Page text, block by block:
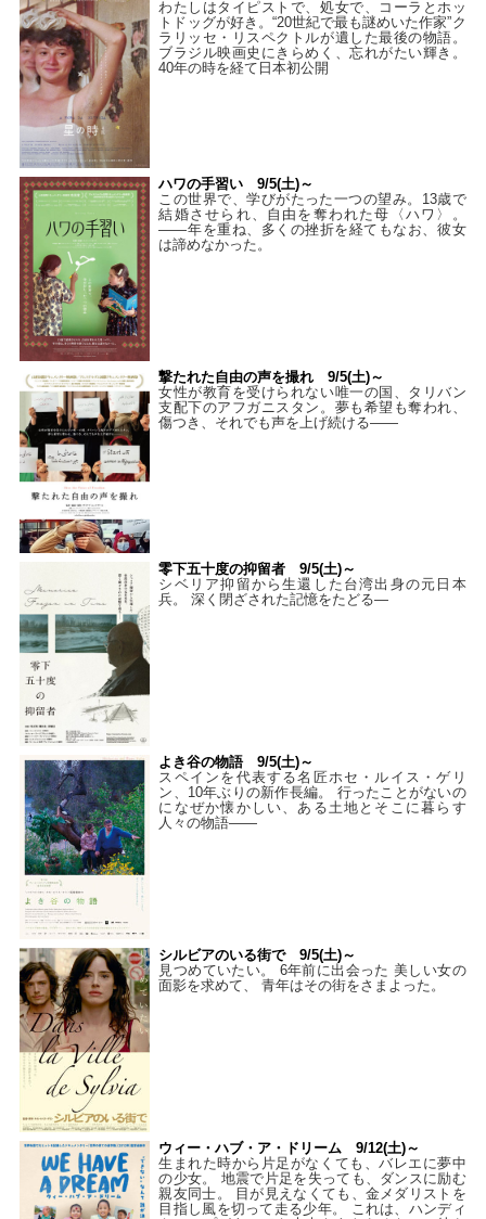
わたしはタイピストで、処⼥で、コーラとホッ
トドッグが好き。“20世紀で最も謎めいた作家”ク
ラリッセ・リスペクトルが遺した最後の物語。
ブラジル映画史にきらめく、忘れがたい輝き。
40年の時を経て⽇本初公開
ハワの手習い 9/5(土)～
この世界で、学びがたった一つの望み。13歳で
結婚させられ、自由を奪われた母〈ハワ〉。
——年を重ね、多くの挫折を経てもなお、彼女
は諦めなかった。
撃たれた自由の声を撮れ 9/5(土)～
女性が教育を受けられない唯一の国、タリバン
支配下のアフガニスタン。夢も希望も奪われ、
傷つき、それでも声を上げ続ける——
零下五十度の抑留者 9/5(土)～
シベリア抑留から生還した台湾出身の元日本
兵。 深く閉ざされた記憶をたどる—
よき谷の物語 9/5(土)～
スペインを代表する名匠ホセ・ルイス・ゲリ
ン、10年ぶりの新作長編。 行ったことがないの
になぜか懐かしい、ある土地とそこに暮らす
人々の物語――
シルビアのいる街で 9/5(土)～
見つめていたい。 6年前に出会った 美しい女の
面影を求めて、 青年はその街をさまよった。
ウィー・ハブ・ア・ドリーム 9/12(土)～
生まれた時から片足がなくても、バレエに夢中
の少女。 地震で片足を失っても、ダンスに励む
親友同士。 目が見えなくても、金メダリストを
目指し風を切って走る少年。 これは、ハンディ